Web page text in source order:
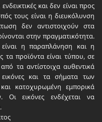
και δεν είναι προς
τους είναι η διευκόλυνση
δεν αντιστοιχούν στα
στην πραγματικότητα.
η παραπλάνηση και η
προϊόντα είναι τύπου, σε
τα αντίστοιχα αυθεντικά
και τα σήματα των
κατοχυρωμένη εμπορικά
Οι εικόνες ενδέχεται να